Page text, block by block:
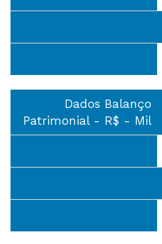
Dados Balanço
Patrimonial - R$ - Mil